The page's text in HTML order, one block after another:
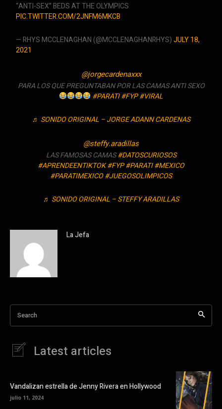
“ANTI-SEX” BEDS AT THE OLYMPICS
PIC.TWITTER.COM/2JNFM6MKCB
— RHYS MCCLENAGHAN (@MCCLENAGHANRHYS)JULY 18,
2021
@jorgecardenaxxx
PARA LOS QUE PREGUNTABAN POR LAS CAMAS ANTI SEXO
#PARATI#FYP#VIRAL
♬ SONIDO ORIGINAL – JORGE ADANN CARDENAS
@steffy.aradillas
LAS FAMOSAS CAMAS#DATOSCURIOSOS
#APRENDEENTIKTOK#FYP#PARATI#MEXICO
#PARATIMEXICO#JUEGOSOLIMPICOS
♬ SONIDO ORIGINAL – STEFFY ARADILLAS
La Jefa
Search
Latest articles
Vandalizan estrella de Jenny Rivera en Hollywood
julio 11, 2024